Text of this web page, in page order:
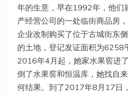
年的生意，早在1992年，他们
产经营公司的一处临街商品房
企业改制购买了位于古城街东
的土地，登记发证面积为6258
2016年4月起，她家水果窖进
倒了水果窖和恒温库，她找自
何结果。到了2017年8月17日